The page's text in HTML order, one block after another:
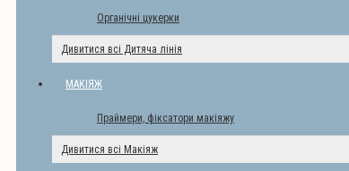
Органічні цукерки
Дивитися всі Дитяча лінія
МАКІЯЖ
Праймери, фіксатори макіяжу
Дивитися всі Макіяж